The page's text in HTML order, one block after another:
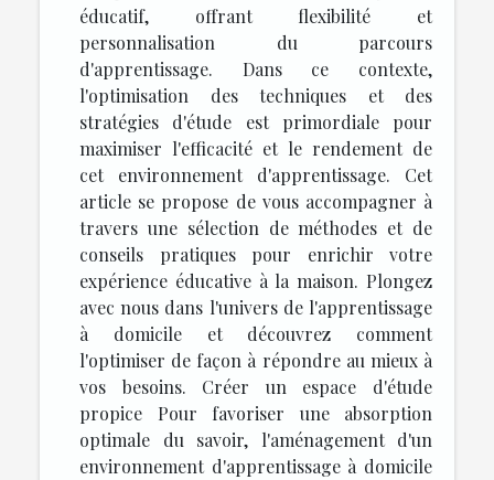
éducatif, offrant flexibilité et
personnalisation du parcours
d'apprentissage. Dans ce contexte,
l'optimisation des techniques et des
stratégies d'étude est primordiale pour
maximiser l'efficacité et le rendement de
cet environnement d'apprentissage. Cet
article se propose de vous accompagner à
travers une sélection de méthodes et de
conseils pratiques pour enrichir votre
expérience éducative à la maison. Plongez
avec nous dans l'univers de l'apprentissage
à domicile et découvrez comment
l'optimiser de façon à répondre au mieux à
vos besoins. Créer un espace d'étude
propice Pour favoriser une absorption
optimale du savoir, l'aménagement d'un
environnement d'apprentissage à domicile